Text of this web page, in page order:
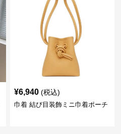
¥6,940 (税込)
巾着 結び目装飾ミニ巾着ポーチ